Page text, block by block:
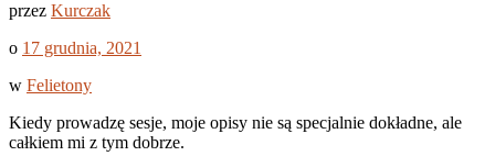
przez Kurczak
o 17 grudnia, 2021
w Felietony
Kiedy prowadzę sesje, moje opisy nie są specjalnie dokładne, ale
całkiem mi z tym dobrze.